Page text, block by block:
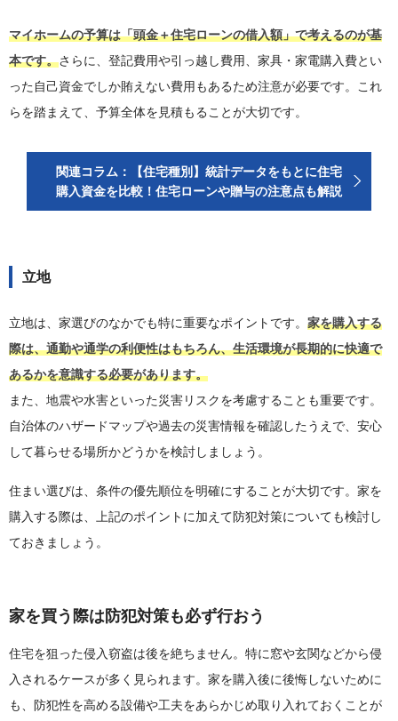
マイホームの予算は「頭金＋住宅ローンの借入額」で考えるのが基
本です。さらに、登記費用や引っ越し費用、家具・家電購入費とい
った自己資金でしか賄えない費用もあるため注意が必要です。これ
らを踏まえて、予算全体を見積もることが大切です。
関連コラム：【住宅種別】統計データをもとに住宅
購入資金を比較！住宅ローンや贈与の注意点も解説
立地
立地は、家選びのなかでも特に重要なポイントです。 家を購入する
際は、通勤や通学の利便性はもちろん、生活環境が長期的に快適で
あるかを意識する必要があります。
また、地震や水害といった災害リスクを考慮することも重要です。
自治体のハザードマップや過去の災害情報を確認したうえで、安心
して暮らせる場所かどうかを検討しましょう。
住まい選びは、条件の優先順位を明確にすることが大切です。家を
購入する際は、上記のポイントに加えて防犯対策についても検討し
ておきましょう。
家を買う際は防犯対策も必ず行おう
住宅を狙った侵入窃盗は後を絶ちません。特に窓や玄関などから侵
入されるケースが多く見られます。家を購入後に後悔しないために
も、防犯性を高める設備や工夫をあらかじめ取り入れておくことが